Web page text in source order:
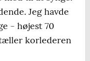
Jeg havde
- højest 70
korlederen